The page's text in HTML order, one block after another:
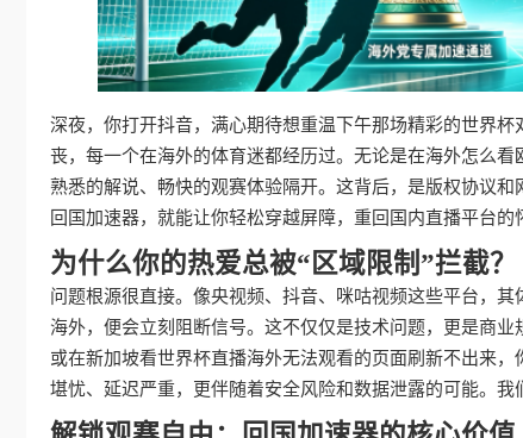
深夜，你打开抖音，满心期待想重温下午那场精彩的世界
丧，每一个在海外的体育迷都经历过。无论是在海外怎么
熟悉的解说、畅快的观赛体验隔开。这背后，是版权协议
回国加速器，就能让你轻松穿越屏障，重回国内直播平台
为什么你的热爱总被“区域限制”拦截？
问题根源很直接。像央视频、抖音、咪咕视频这些平台，
海外，便会立刻阻断信号。这不仅仅是技术问题，更是商业
或在新加坡看世界杯直播海外无法观看的页面刷新不出来
堪忧、延迟严重，更伴随着安全风险和数据泄露的可能。我